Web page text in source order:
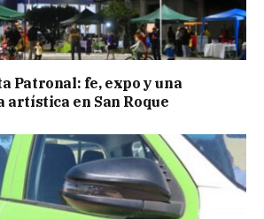
Patronal: fe, expo y una
artística en San Roque